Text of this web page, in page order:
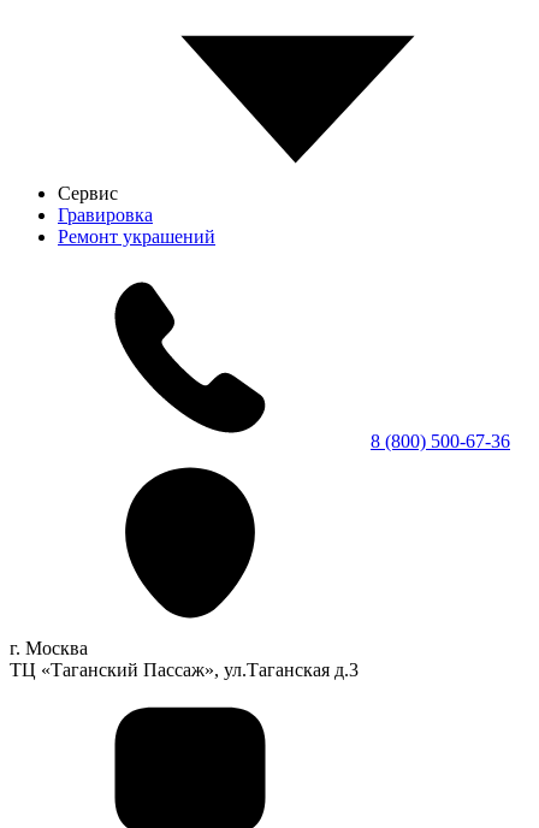
Сервис
Гравировка
Ремонт украшений
8 (800) 500-67-36
г. Москва
ТЦ «Таганский Пассаж», ул.Таганская д.3